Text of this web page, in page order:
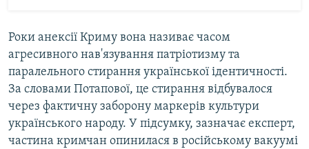
Роки анексії Криму вона називає часом
агресивного нав'язування патріотизму та
паралельного стирання української ідентичності.
За словами Потапової, це стирання відбувалося
через фактичну заборону маркерів культури
українського народу. У підсумку, зазначає експерт,
частина кримчан опинилася в російському вакуумі